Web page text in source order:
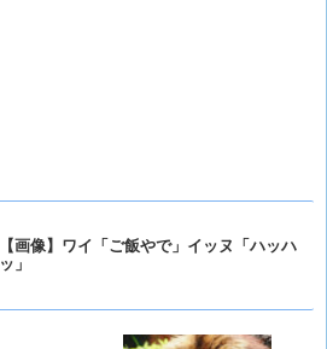
【画像】ワイ「ご飯やで」イッヌ「ハッハ
ッ」